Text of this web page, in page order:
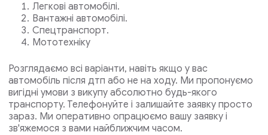
Легкові автомобілі.
Вантажні автомобілі.
Спецтранспорт.
Мототехніку
Розглядаємо всі варіанти, навіть якщо у вас
автомобіль після дтп або не на ходу. Ми пропонуємо
вигідні умови з викупу абсолютно будь-якого
транспорту. Телефонуйте і залишайте заявку просто
зараз. Ми оперативно опрацюємо вашу заявку і
зв'яжемося з вами найближчим часом.